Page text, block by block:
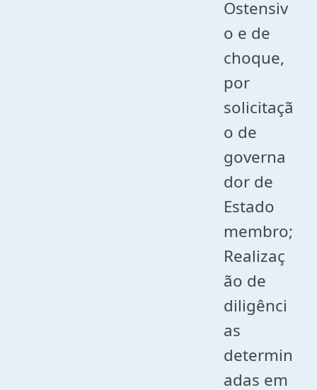
Ostensiv
o e de
choque,
por
solicitaçã
o de
governa
dor de
Estado
membro;
Realizaç
ão de
diligênci
as
determin
adas em